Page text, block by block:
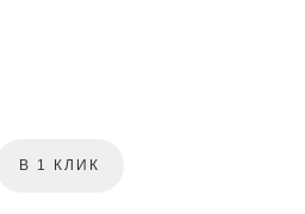
В 1 КЛИК